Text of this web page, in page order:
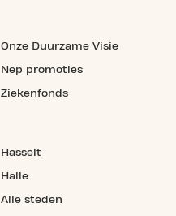
Onze Duurzame Visie
Nep promoties
Ziekenfonds
Hasselt
Halle
Alle steden